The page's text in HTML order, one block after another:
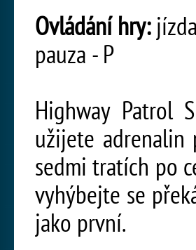
Ovládání hry:
pauza - P
Highway Patrol
užijete adrenalin
sedmi tratích po
vyhýbejte se
jako první.